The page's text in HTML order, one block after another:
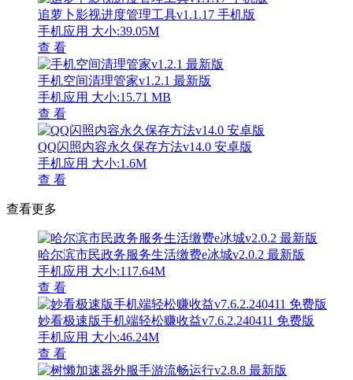
追萝卜影视进度管理工具v1.1.17 手机版
手机应用 大小:39.05M
查 看
手机空间清理管家v1.2.1 最新版
手机应用 大小:15.71 MB
查 看
QQ闪照内容永久保存方法v14.0 安卓版
手机应用 大小:1.6M
查 看
查看更多
哈尔滨市民政务服务生活缴费e冰城v2.0.2 最新版
手机应用 大小:117.64M
查 看
妙看极速版手机端轻松赚收益v7.6.2.240411 免费版
手机应用 大小:46.24M
查 看